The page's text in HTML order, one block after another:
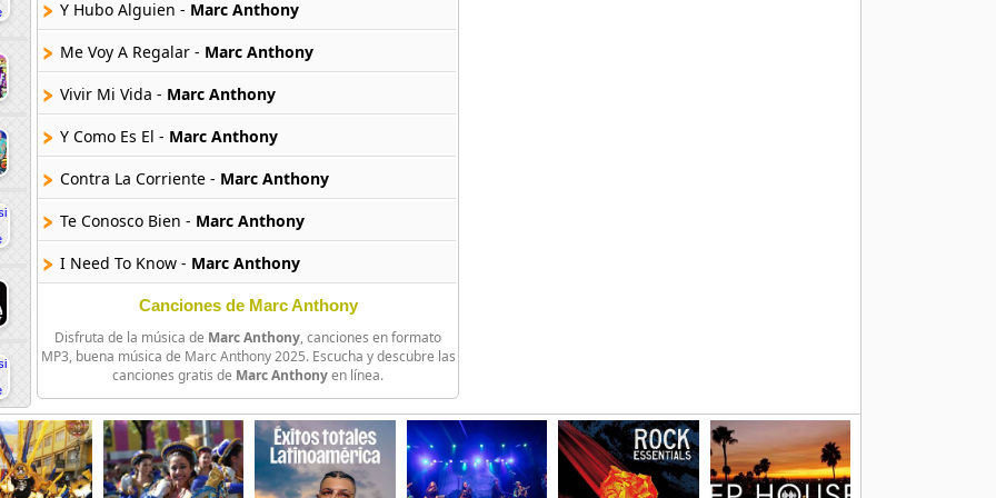
Y Hubo Alguien - Marc Anthony
Me Voy A Regalar - Marc Anthony
Vivir Mi Vida - Marc Anthony
Y Como Es El - Marc Anthony
Contra La Corriente - Marc Anthony
Te Conosco Bien - Marc Anthony
I Need To Know - Marc Anthony
Que Precio Tiene El Cielo -Marc Anthony
I Reach For You -Marc Anthony
Cambio De Piel -
How Could I -Marc Anthony
Hasta Ayer -Marc Anthony
Canciones de Marc Anthony
Disfruta de la música de Marc Anthony, canciones en formato
MP3, buena música de Marc Anthony 2025. Escucha y descubre las
canciones gratis de Marc Anthonyen línea.